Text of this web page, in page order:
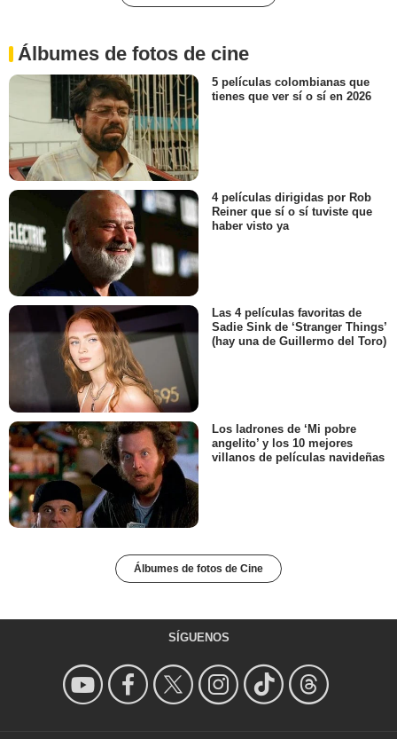
Álbumes de fotos de cine
5 películas colombianas que
tienes que ver sí o sí en 2026
4 películas dirigidas por Rob
Reiner que sí o sí tuviste que
haber visto ya
Las 4 películas favoritas de
Sadie Sink de ‘Stranger Things’
(hay una de Guillermo del Toro)
Los ladrones de ‘Mi pobre
angelito’ y los 10 mejores
villanos de películas navideñas
Álbumes de fotos de Cine
SÍGUENOS